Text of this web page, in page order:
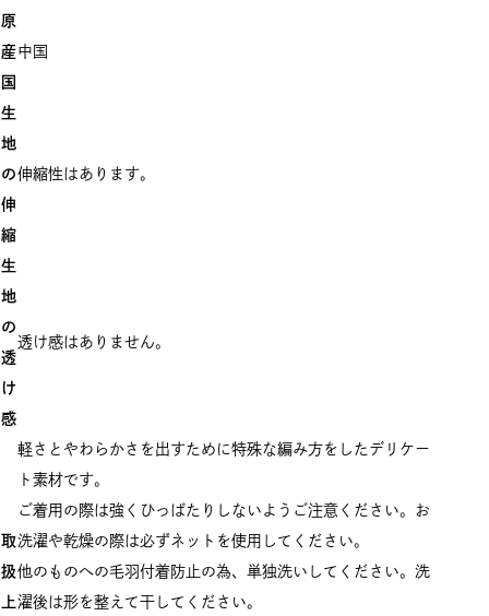
原
産
国
中国
生
地
の
伸
縮
伸縮性はあります。
生
地
の
透
け
感
透け感はありません。
取
扱
上
軽さとやわらかさを出すために特殊な編み方をしたデリケー
ト素材です。
ご着用の際は強くひっぱたりしないようご注意ください。お
洗濯や乾燥の際は必ずネットを使用してください。
他のものへの毛羽付着防止の為、単独洗いしてください。洗
濯後は形を整えて干してください。